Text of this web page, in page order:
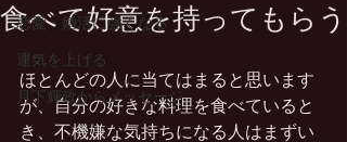
恋愛・婚活に強くなる
運気を上げる
月下輝政からメッセージ
食べて好意を持ってもらう
ほとんどの人に当てはまると思います
が、自分の好きな料理を食べていると
き、不機嫌な気持ちになる人はまずい